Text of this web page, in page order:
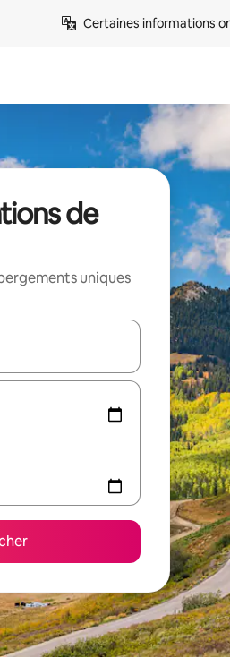
Certaines informations
de
uniques
utilisez les flèches vers le haut et